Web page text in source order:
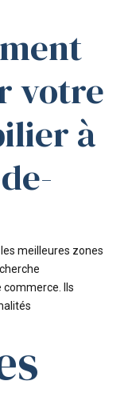
votre
à
meilleures zones
commerce. Ils